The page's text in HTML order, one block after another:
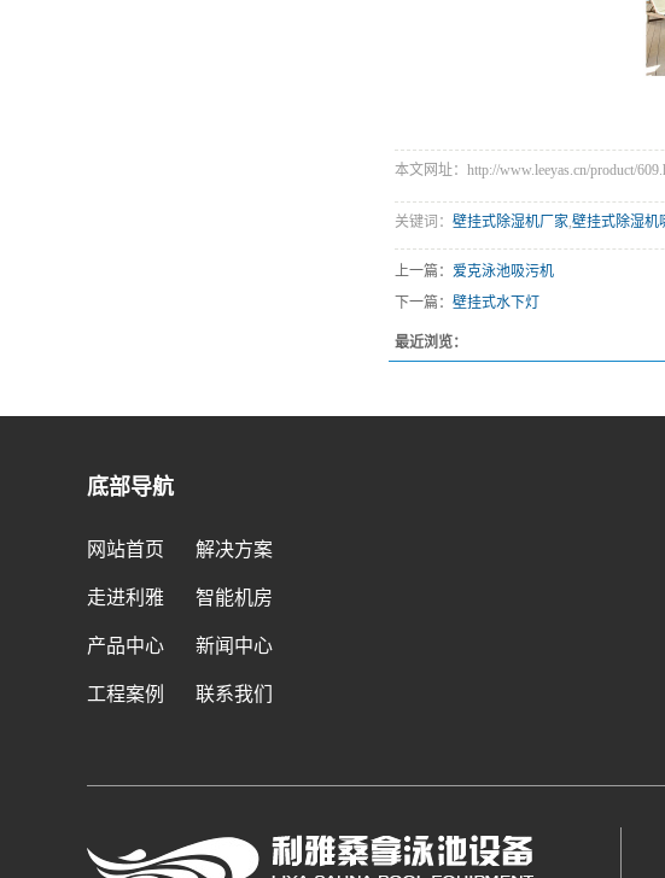
本文网址：http://www.leeyas.cn/product/
关键词： 壁挂式除湿机厂家,壁挂式除湿机
上一篇： 爱克泳池吸污机
下一篇： 壁挂式水下灯
最近浏览：
底部导航
网站首页 解决方案
走进利雅 智能机房
产品中心 新闻中心
工程案例 联系我们